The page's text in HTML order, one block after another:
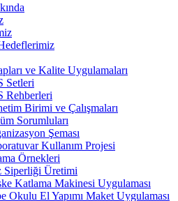
ve Kalite Uygulamaları
Setleri
Rehberleri
Birimi ve Çalışmaları
Sorumluları
Şeması
Kullanım Projesi
Örnekleri
Siperliği Üretimi
Katlama Makinesi Uygulaması
Okulu El Yapımı Maket Uygulaması